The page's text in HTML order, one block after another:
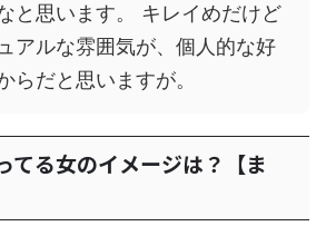
と思います。 キレイめだけど
アルな雰囲気が、個人的な好
らだと思いますが。
てる女のイメージは？【ま